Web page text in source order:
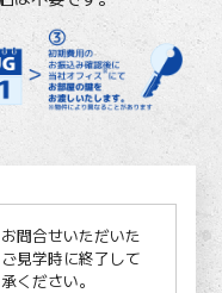
問合せいただいた
見学時に終了して
ください。